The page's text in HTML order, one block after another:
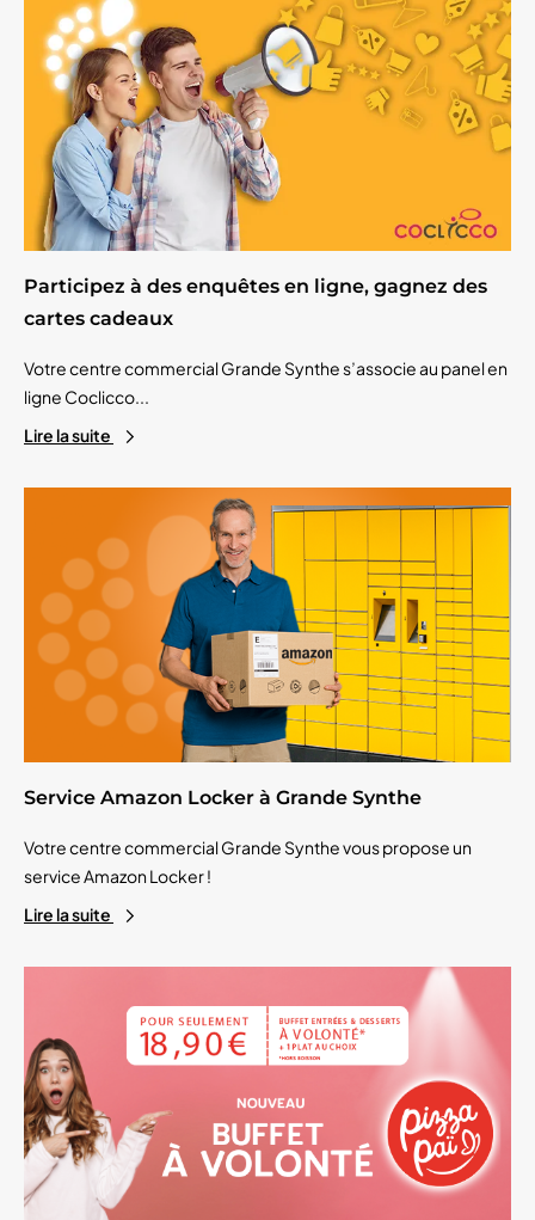
Participez à des enquêtes en ligne, gagnez des
cartes cadeaux
Votre centre commercial Grande Synthe s’associe au panel en
ligne Coclicco...
Lire la suite
Service Amazon Locker à Grande Synthe
Votre centre commercial Grande Synthe vous propose un
service Amazon Locker !
Lire la suite